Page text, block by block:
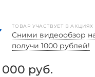
ТОВАР УЧАСТВУЕТ В АКЦИЯХ
Cними видеообзор
получи 1000 рублей!
000 руб.